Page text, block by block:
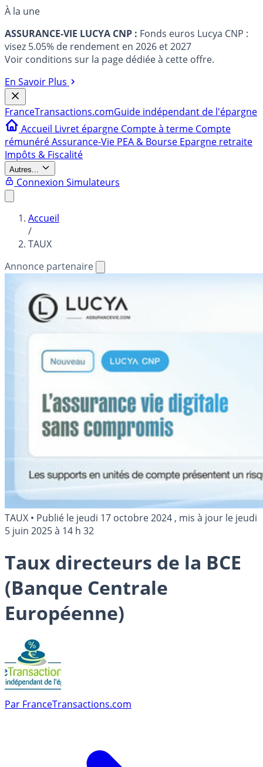
À la une
ASSURANCE-VIE LUCYA CNP : Fonds euros Lucya CNP :
visez 5.05% de rendement en 2026 et 2027
Voir conditions sur la page dédiée à cette offre.
En Savoir Plus
FranceTransactions.comGuide indépendant de l'épargne
Accueil Livret épargne Compte à terme Compte
rémunéréAssurance-Vie PEA & Bourse Epargne retraite
Impôts & Fiscalité
Autres...
Connexion Simulateurs
Accueil
/
TAUX
Annonce partenaire
TAUX • Publié le jeudi 17 octobre 2024 , mis à jour le jeudi
5 juin 2025 à 14 h 32
Taux directeurs de la BCE
(Banque Centrale
Européenne)
Par FranceTransactions.com